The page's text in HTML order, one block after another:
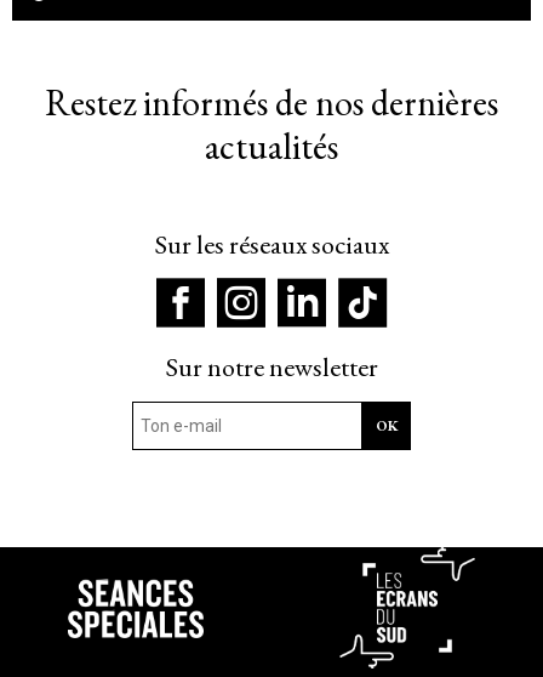
Restez informés de nos dernières
actualités
Sur les réseaux sociaux
Sur notre newsletter